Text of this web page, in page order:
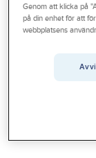
Kampanjer
Outlet
Gelia Produkter
Genom att klicka på
på din enhet för att
webbplatsens